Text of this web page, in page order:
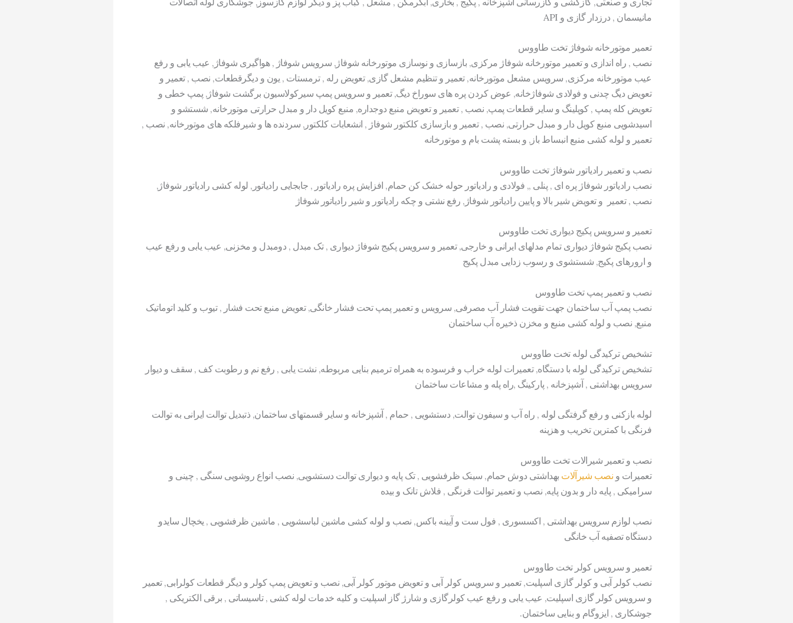
مانیسمان , درزدار گازی و API
تعمیر موتورخانه شوفاژ تخت طاووس
نصب , راه اندازی و تعمیر موتورخانه شوفاژ مرکزی, بازسازی و نوسازی موتورخانه شوفاژ, سرویس شوفاژ , هواگیری شوفاژ, عیب یابی و رفع
عیب موتورخانه مرکزی, سرویس مشعل موتورخانه, تعمیر و تنظیم مشعل گازی, تعویض رله , ترمستات , یون و دیگرقطعات, نصب , تعمیر و
تعویض دیگ چدنی و فولادی شوفاژخانه, عوض کردن پره های سوراخ دیگ, تعمیر و سرویس پمپ سیرکولاسیون برگشت شوفاژ, پمپ خطی و
تعویض کله پمپ , کوپلینگ و سایر قطعات پمپ, نصب , تعمیر و تعویض منبع دوجداره, منبع کویل دار و مبدل حرارتی موتورخانه, شستشو و
اسیدشویی منبع کویل دار و مبدل حرارتی, نصب , تعمیر و بازسازی کلکتور شوفاژ , انشعابات کلکتور, سردنده ها و شیرفلکه های موتورخانه, نصب ,
تعمیر و لوله کشی منبع انبساط باز, و بسته پشت بام و موتورخانه
نصب و تعمیر رادیاتور شوفاژ تخت طاووس
نصب رادیاتور شوفاژ پره ای , پنلی ,, فولادی و رادیاتور حوله خشک کن حمام, افزایش پره رادیاتور , جابجایی رادیاتور, لوله کشی رادیاتور شوفاژ,
نصب , تعمیر و تعویض شیر بالا و پایین رادیاتور شوفاژ, رفع نشتی و چکه رادیاتور و شیر رادیاتور شوفاژ
تعمیر و سرویس پکیج دیواری تخت طاووس
نصب پکیج شوفاژ دیواری تمام مدلهای ایرانی و خارجی, تعمیر و سرویس پکیج شوفاژ دیواری , تک مبدل , دومبدل و مخزنی, عیب یابی و رفع عیب
و ارورهای پکیج, شستشوی و رسوب زدایی مبدل پکیج
نصب و تعمیر پمپ تخت طاووس
نصب پمپ آب ساختمان جهت تقویت فشار آب مصرفی, سرویس و تعمیر پمپ تحت فشار خانگی, تعویض منبع تحت فشار , تیوب و کلید اتوماتیک
منبع, نصب و لوله کشی منبع و مخزن ذخیره آب ساختمان
تشخیص ترکیدگی لوله تخت طاووس
تشخیص ترکیدگی لوله با دستگاه, تعمیرات لوله خراب و فرسوده به همراه ترمیم بنایی مربوطه, نشت یابی , رفع نم و رطوبت کف , سقف و دیوار
سرویس بهداشتی , آشپزخانه , پارکینگ ,راه پله و مشاعات ساختمان
لوله بازکنی و رفع گرفتگی لوله , راه آب و سیفون توالت, دستشویی , حمام , آشپزخانه و سایر قسمتهای ساختمان, ذتبدیل توالت ایرانی به توالت
فرنگی با کمترین تخریب و هزینه
نصب و تعمیر شیرالات تخت طاووس
تعمیرات و نصب شیرآلات بهداشتی دوش حمام, سینک ظرفشویی , تک پایه و دیواری توالت دستشویی, نصب انواع روشویی سنگی , چینی و
سرامیکی , پایه دار و بدون پایه, نصب و تعمیر توالت فرنگی , فلاش تانک و بیده
نصب لوازم سرویس بهداشتی , اکسسوری , فول ست و آیینه باکس, نصب و لوله کشی ماشین لباسشویی , ماشین ظرفشویی , یخچال سایدو
دستگاه تصفیه آب خانگی
تعمیر و سرویس کولر تخت طاووس
نصب کولر آبی و کولر گازی اسپلیت, تعمیر و سرویس کولر آبی و تعویض موتور کولر آبی, نصب و تعویض پمپ کولر و دیگر قطعات کولرابی, تعمیر
و سرویس کولر گازی اسپلیت, عیب یابی و رفع عیب کولرگازی و شارژ گاز اسپلیت و کلیه خدمات لوله کشی , تاسیساتی , برقی الکتریکی ,
جوشکاری , ایزوگام و بنایی ساختمان.